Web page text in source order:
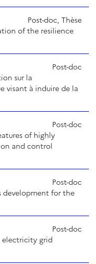
of the resilience
Post-doc, Thèse
sur la
visant à induire de la
Post-doc
of highly
and control
Post-doc
development for the
Post-doc
electricity grid
Post-doc